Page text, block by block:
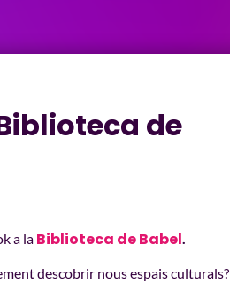
de
a la Biblioteca de Babel.
descobrir nous espais culturals?